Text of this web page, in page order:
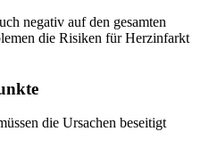
negativ auf den gesamten
die Risiken für Herzinfarkt
die Ursachen beseitigt